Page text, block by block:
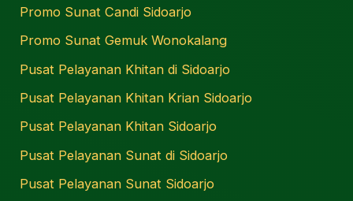
Promo Sunat Candi Sidoarjo
Promo Sunat Gemuk Wonokalang
Pusat Pelayanan Khitan di Sidoarjo
Pusat Pelayanan Khitan Krian Sidoarjo
Pusat Pelayanan Khitan Sidoarjo
Pusat Pelayanan Sunat di Sidoarjo
Pusat Pelayanan Sunat Sidoarjo